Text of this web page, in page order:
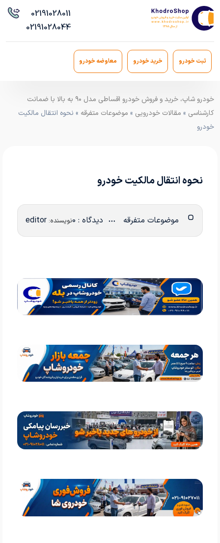
02191028011
02191028044
ثبت خودرو خرید خودرو معاوضه خودرو
خودرو شاپ، خرید و فروش خودرو اقساطی مدل ۹۰ به بالا با ضمانت
کارشناسی » مقالات خودرویی » موضوعات متفرقه » نحوه انتقال مالکیت
خودرو
نحوه انتقال مالکیت خودرو
موضوعات متفرقه دیدگاه : 0 نویسنده:editor